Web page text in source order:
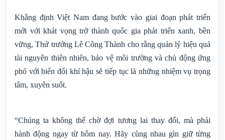
Thứ trưởng Lê Công Thành và bà Silvia Danailov, Trưởng
đại diện UNICEF tại Việt Nam tham quan triển lãm tranh,
chủ đề: “Sáng kiến sử dụng nước an toàn, hiệu quả” bên lề
sự kiện.